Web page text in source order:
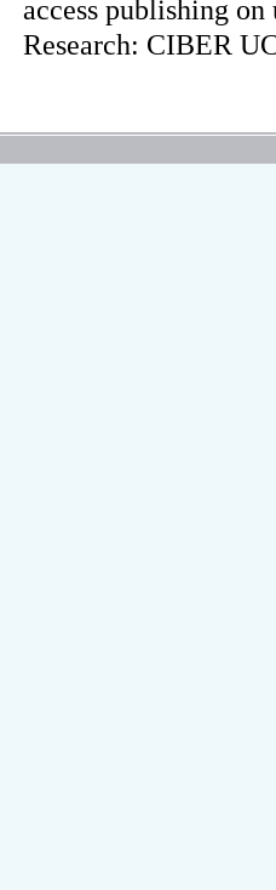
access publishing
Research: CIBER